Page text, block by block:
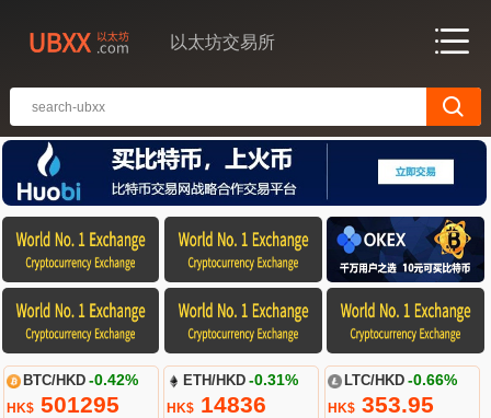
以太坊交易所
BTC/HKD -0.42%
HK$501295
ETH/HKD -0.31%
HK$ 14836
LTC/HKD -0.66%
HK$353.95